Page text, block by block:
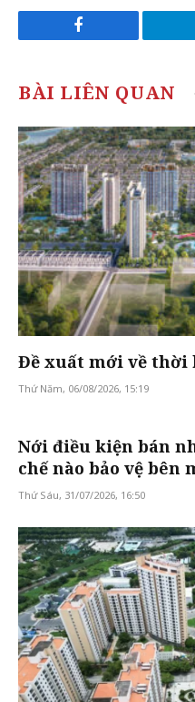
BÀI LIÊN QUAN
Đề xuất mới về thời
Thứ Năm, 06/08/2026, 15:19
Nới điều kiện bán
chế nào bảo vệ bên
Thứ Sáu, 31/07/2026, 16:50